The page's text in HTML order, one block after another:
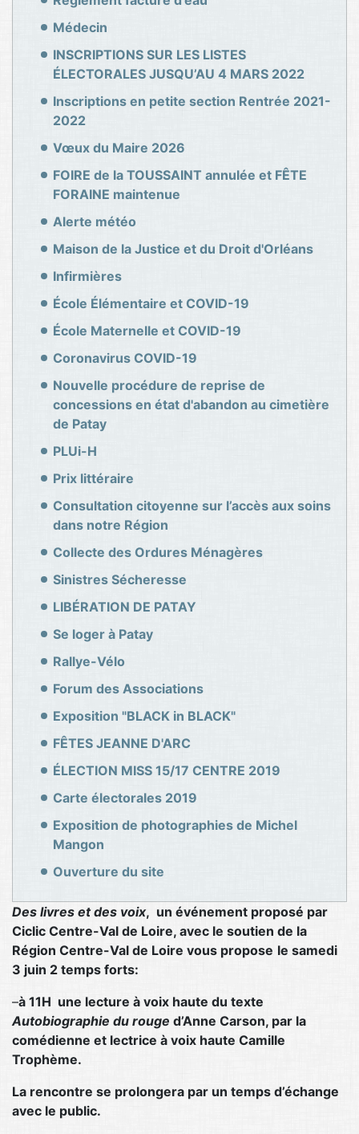
Médecin
INSCRIPTIONS SUR LES LISTES
ÉLECTORALES JUSQU’AU 4 MARS 2022
Inscriptions en petite section Rentrée 2021-
2022
Vœux du Maire 2026
FOIRE de la TOUSSAINT annulée et FÊTE
FORAINE maintenue
Alerte météo
Maison de la Justice et du Droit d'Orléans
Infirmières
École Élémentaire et COVID-19
École Maternelle et COVID-19
Coronavirus COVID-19
Nouvelle procédure de reprise de
concessions en état d'abandon au cimetière
de Patay
PLUi-H
Prix littéraire
Consultation citoyenne sur l’accès aux soins
dans notre Région
Collecte des Ordures Ménagères
Sinistres Sécheresse
LIBÉRATION DE PATAY
Se loger à Patay
Rallye-Vélo
Forum des Associations
Exposition "BLACK in BLACK"
FÊTES JEANNE D'ARC
ÉLECTION MISS 15/17 CENTRE 2019
Carte électorales 2019
Exposition de photographies de Michel
Mangon
Ouverture du site
Des livres et des voix, un événement proposé par
Ciclic Centre-Val de Loire, avec le soutien de la
Région Centre-Val de Loire vous propose le samedi
3 juin 2 temps forts:
–à 11H une lecture à voix haute du texte
Autobiographie du rouge d’Anne Carson, par la
comédienne et lectrice à voix haute Camille
Trophème.
La rencontre se prolongera par un temps d’échange
avec le public.